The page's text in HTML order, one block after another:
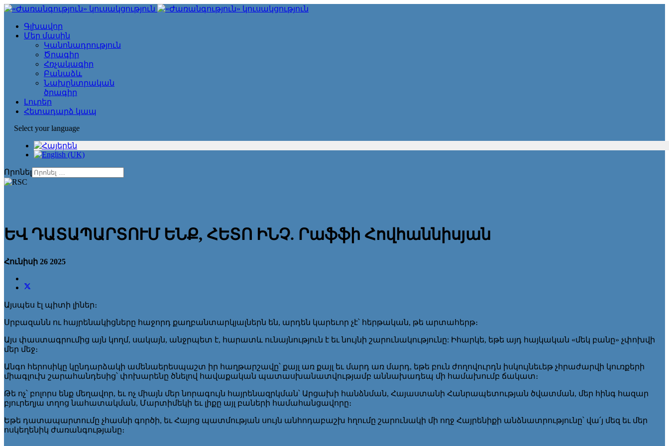
Գլխավոր
Մեր մասին
Կանոնադրություն
Ծրագիր
Հռչակագիր
Բանաձև
Նախընտրական
ծրագիր
Լուրեր
Հետադարձ կապ
Select your language
Որոնել
ԵՎ ԴԱՏԱՊԱՐՏՈՒՄ ԵՆՔ, ՀԵՏՈ ԻՆՉ. Րաֆֆի Հովհաննիսյան
Հունիսի 26 2025
Այսպես էլ պիտի լիներ։
Սրբազանն ու հայրենակիցները հաջորդ քաղբանտարկյալներն են, արդեն կարեւոր չէ՝ հերթական, թե արտահերթ։
Այս փաստագրումից այն կողմ, սակայն, անջրպետ է, հարատև ունայնություն է եւ նույնի շարունակությունը: Իհարկե, եթե այդ հայկական «մեկ բանը» չփոխվի
մեր մեջ։
Անգո հերոսիկը կընդարձակի ամենաերեսպաշտ իր հաղթարշավը՝ քայլ առ քայլ եւ մարդ առ մարդ, եթե բուն ժողովուրդն իսկույնեւեթ չհրաժարվի կուռքերի
միագլուխ շարահանդեսից՝ փոխարենը ծնելով հավաքական պատասխանատվությամբ աննախադեպ մի համախումբ ճակատ։
Թե ոչ՝ բոլորս ենք մեղավոր, եւ ոչ միայն մեր նորագույն հայրենազրկման՝ Արցախի հանձնման, Հայաստանի Հանրապետության ծվատման, մեր հինգ հազար
բյուրեղյա տղոց նահատակման, Մարտիմեկի եւ լիքը այլ բաների համահանցավորը։
Եթե դատապարտումը չհասնի գործի, եւ Հայոց պատմության սույն անհոդաբաշխ հղումը շարունակի մի ողջ Հայրենիքի անձնատրությունը՝ վա՛յ մեզ եւ մեր
ոսկեղենիկ ժառանգությանը։